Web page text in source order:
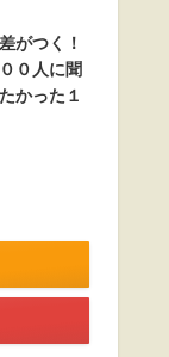
がつく！
０人に聞
かった１